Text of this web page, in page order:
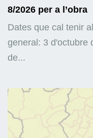
8/2026 per a l’obra
Dates que cal tenir
general: 3 d'octubre
de...